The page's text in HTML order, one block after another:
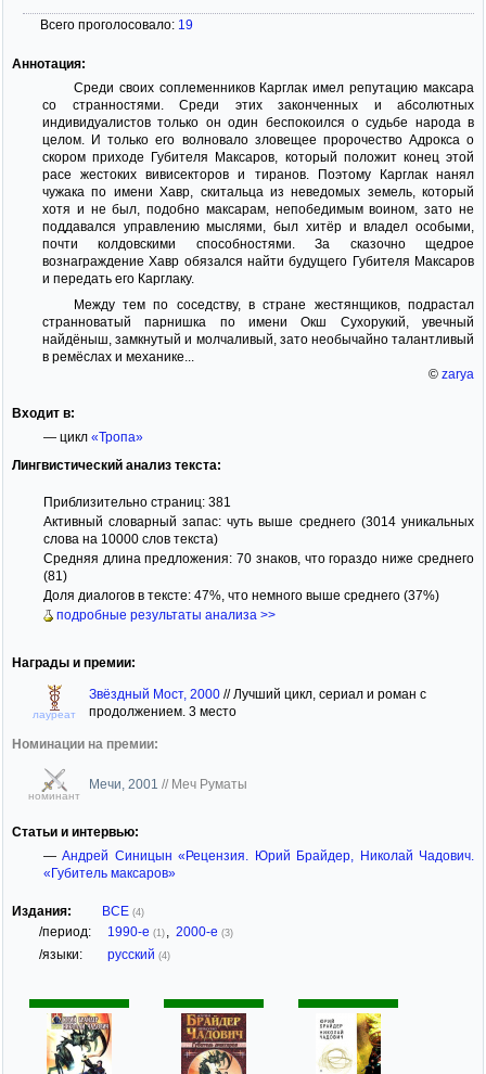
Всего проголосовало: 19
Аннотация:
Среди своих соплеменников Карглак имел репутацию максара
со странностями. Среди этих законченных и абсолютных
индивидуалистов только он один беспокоился о судьбе народа в
целом. И только его волновало зловещее пророчество Адрокса о
скором приходе Губителя Максаров, который положит конец этой
расе жестоких вивисекторов и тиранов. Поэтому Карглак нанял
чужака по имени Хавр, скитальца из неведомых земель, который
хотя и не был, подобно максарам, непобедимым воином, зато не
поддавался управлению мыслями, был хитёр и владел особыми,
почти колдовскими способностями. За сказочно щедрое
вознаграждение Хавр обязался найти будущего Губителя Максаров
и передать его Карглаку.
Между тем по соседству, в стране жестянщиков, подрастал
странноватый парнишка по имени Окш Сухорукий, увечный
найдёныш, замкнутый и молчаливый, зато необычайно талантливый
в ремёслах и механике...
© zarya
Входит в:
— цикл «Тропа»
Лингвистический анализ текста:
Приблизительно страниц: 381
Активный словарный запас: чуть выше среднего (3014 уникальных
слова на 10000 слов текста)
Средняя длина предложения: 70 знаков, что гораздо ниже среднего
(81)
Доля диалогов в тексте: 47%, что немного выше среднего (37%)
подробные результаты анализа >>
Награды и премии:
лауреат
Звёздный Мост, 2000 // Лучший цикл, сериал и роман с
продолжением. 3 место
Номинации на премии:
номинант
Мечи, 2001 // Меч Руматы
Статьи и интервью:
—Андрей Синицын «Рецензия. Юрий Брайдер, Николай Чадович.
«Губитель максаров»
Издания: ВСЕ (4)
/период: 1990-е (1) 2000-е (3)
/языки: русский (4)